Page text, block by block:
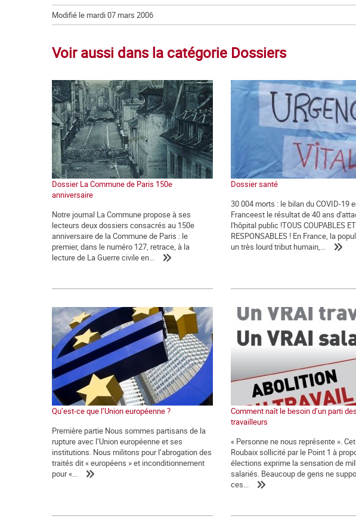
Modifié le mardi 07 mars 2006
Voir aussi dans la catégorie Dossiers
Dossier La Commune de Paris 150e
anniversaire
Notre journal La Commune propose à ses
lecteurs deux dossiers consacrés au 150e
anniversaire de la Commune de Paris : le
premier, dans le numéro 127, retrace, à la
lecture de La Guerre civile en...
Dossier santé
30 004 morts : le bilan du COVID-19
Franceest le résultat de 40 ans
l'hôpital public !TOUS COUPABLES ET
RESPONSABLES ! En France, la
un très lourd tribut humain,...
Qu’est-ce que l’Union européenne ?
Première partie Nous sommes partisans de la
rupture avec l’Union européenne et ses
institutions. Nous militons pour l’abrogation des
traités dit « européens » et inconditionnement
pour «...
Comment naît le besoin d’un parti des
travailleurs
« Personne ne nous représente ».
Roubaix sollicité par le Point 1 à
élections exprime la sensation de
salariés. Beaucoup de gens ne
ces...